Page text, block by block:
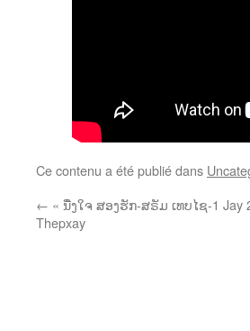
Ce contenu a été publié dans
← « ນື່ງໃຈ ສອງຮັກ-ສຣັມ ເທບໄຊ-1 Jay
Thepxay